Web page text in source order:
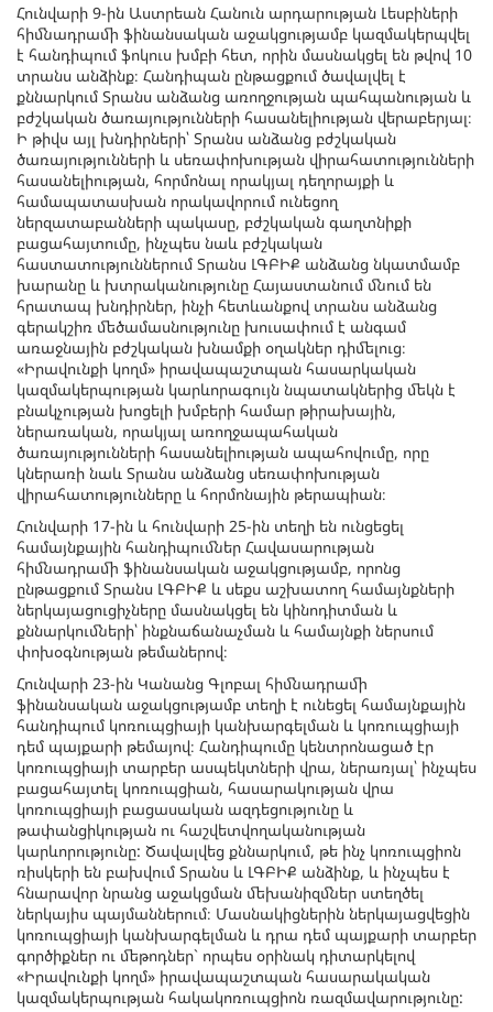
Հունվարի 9-ին Աստրեան Հանուն արդարության Լեսբիների
հիմնադրամի ֆինանսական աջակցությամբ կազմակերպվել
է հանդիպում ֆոկուս խմբի հետ, որին մասնակցել են թվով 10
տրանս անձինք։ Հանդիպան ընթացքում ծավալվել է
քննարկում Տրանս անձանց առողջության պահպանության և
բժշկական ծառայությունների հասանելիության վերաբերյալ։
Ի թիվս այլ խնդիրների՝ Տրանս անձանց բժշկական
ծառայությունների և սեռափոխության վիրահատությունների
հասանելիության, հորմոնալ որակյալ դեղորայքի և
համապատասխան որակավորում ունեցող
ներզատաբանների պակասը, բժշկական գաղտնիքի
բացահայտումը, ինչպես նաև բժշկական
հաստատություններում Տրանս ԼԳԲԻՔ անձանց նկատմամբ
խարանը և խտրականությունը Հայաստանում մնում են
հրատապ խնդիրներ, ինչի հետևանքով տրանս անձանց
գերակշիռ մեծամասնությունը խուսափում է անգամ
առաջնային բժշկական խնամքի օղակներ դիմելուց։
«Իրավունքի կողմ» իրավապաշտպան հասարկական
կազմակերպության կարևորագույն նպատակներից մեկն է
բնակչության խոցելի խմբերի համար թիրախային,
ներառական, որակյալ առողջապահական
ծառայությունների հասանելիության ապահովումը, որը
կներառի նաև Տրանս անձանց սեռափոխության
վիրահատությունները և հորմոնային թերապիան։
Հունվարի 17-ին և հունվարի 25-ին տեղի են ունցեցել
համայնքային հանդիպումներ Հավասարության
հիմնադրամի ֆինանսական աջակցությամբ, որոնց
ընթացքում Տրանս ԼԳԲԻՔ և սեքս աշխատող համայնքների
ներկայացուցիչները մասնակցել են կինոդիտման և
քննարկումների՝ ինքնաճանաչման և համայնքի ներսում
փոխօգնության թեմաներով։
Հունվարի 23-ին Կանանց Գլոբալ հիմնադրամի
ֆինանսական աջակցությամբ տեղի է ունեցել համայնքային
հանդիպում կոռուպցիայի կանխարգելման և կոռուպցիայի
դեմ պայքարի թեմայով։ Հանդիպումը կենտրոնացած էր
կոռուպցիայի տարբեր ասպեկտների վրա, ներառյալ՝ ինչպես
բացահայտել կոռուպցիան, հասարակության վրա
կոռուպցիայի բացասական ազդեցությունը և
թափանցիկության ու հաշվետվողականության
կարևորությունը: Ծավալվեց քննարկում, թե ինչ կոռուպցիոն
ռիսկերի են բախվում Տրանս և ԼԳԲԻՔ անձինք, և ինչպես է
հնարավոր նրանց աջակցման մեխանիզմներ ստեղծել
ներկայիս պայմաններում։ Մասնակիցներին ներկայացվեցին
կոռուպցիայի կանխարգելման և դրա դեմ պայքարի տարբեր
գործիքներ ու մեթոդներ` որպես օրինակ դիտարկելով
«Իրավունքի կողմ» իրավապաշտպան հասարակական
կազմակերպության հակակոռուպցիոն ռազմավարությունը: